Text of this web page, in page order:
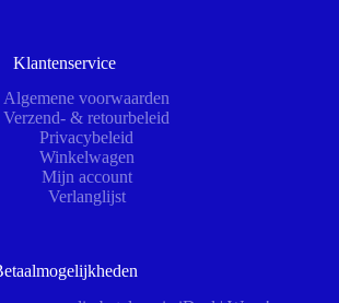
Klantenservice
Algemene voorwaarden
Verzend- & retourbeleid
Privacybeleid
Winkelwagen
Mijn account
Verlanglijst